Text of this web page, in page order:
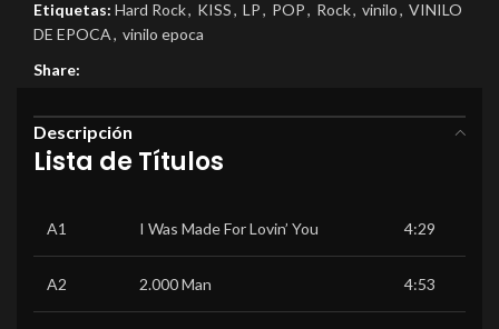
Etiquetas: Hard Rock, KISS, LP, POP, Rock, vinilo, VINILO
DE EPOCA, vinilo epoca
Share:
Descripción
Lista de Títulos
A1 I Was Made For Lovin’ You 4:29
A2 2.000 Man 4:53